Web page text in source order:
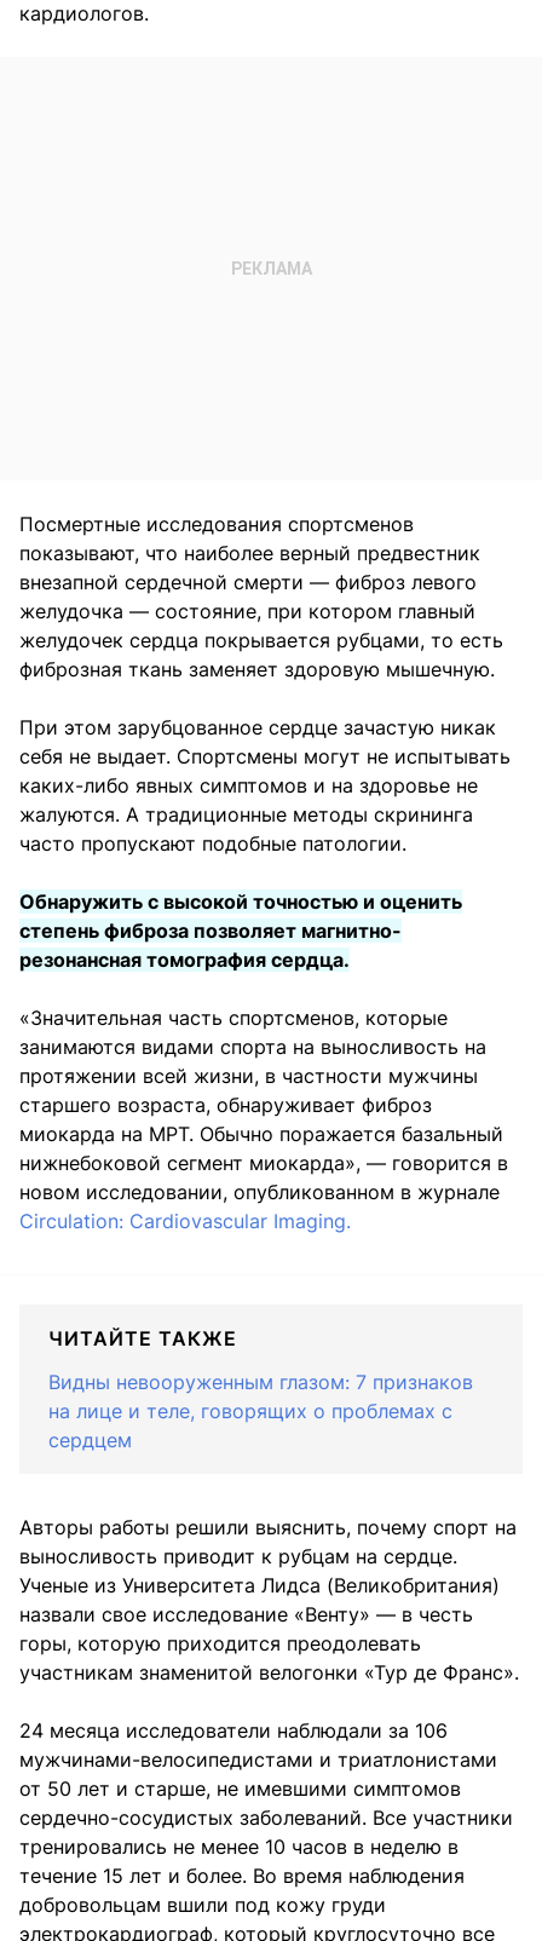
кардиологов.
Посмертные исследования спортсменов
показывают, что наиболее верный предвестник
внезапной сердечной смерти — фиброз левого
желудочка — состояние, при котором главный
желудочек сердца покрывается рубцами, то есть
фиброзная ткань заменяет здоровую мышечную.
При этом зарубцованное сердце зачастую никак
себя не выдает. Спортсмены могут не испытывать
каких-либо явных симптомов и на здоровье не
жалуются. А традиционные методы скрининга
часто пропускают подобные патологии.
Обнаружить с высокой точностью и оценить
степень фиброза позволяет магнитно-
резонансная томография сердца.
«Значительная часть спортсменов, которые
занимаются видами спорта на выносливость на
протяжении всей жизни, в частности мужчины
старшего возраста, обнаруживает фиброз
миокарда на МРТ. Обычно поражается базальный
нижнебоковой сегмент миокарда», — говорится в
новом исследовании, опубликованном в журнале
Circulation: Cardiovascular Imaging.
ЧИТАЙТЕ ТАКЖЕ
Видны невооруженным глазом: 7 признаков
на лице и теле, говорящих о проблемах с
сердцем
Авторы работы решили выяснить, почему спорт на
выносливость приводит к рубцам на сердце.
Ученые из Университета Лидса (Великобритания)
назвали свое исследование «Венту» — в честь
горы, которую приходится преодолевать
участникам знаменитой велогонки «Тур де Франс».
24 месяца исследователи наблюдали за 106
мужчинами-велосипедистами и триатлонистами
от 50 лет и старше, не имевшими симптомов
сердечно-сосудистых заболеваний. Все участники
тренировались не менее 10 часов в неделю в
течение 15 лет и более. Во время наблюдения
добровольцам вшили под кожу груди
электрокардиограф, который круглосуточно все